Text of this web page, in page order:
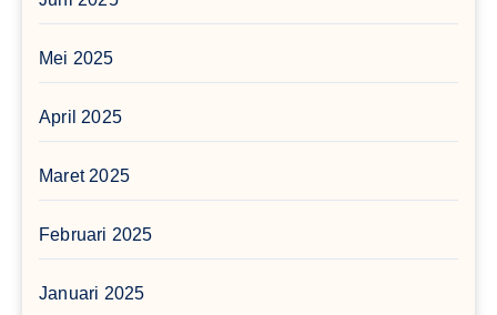
Mei 2025
April 2025
Maret 2025
Februari 2025
Januari 2025